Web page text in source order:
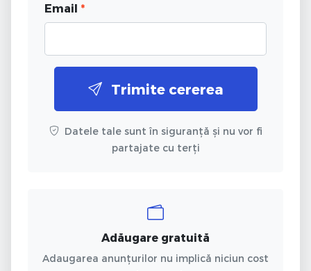
Email *
Trimite cererea
Datele tale sunt în siguranță și nu vor fi
partajate cu terți
Adăugare gratuită
Adaugarea anunțurilor nu implică niciun cost